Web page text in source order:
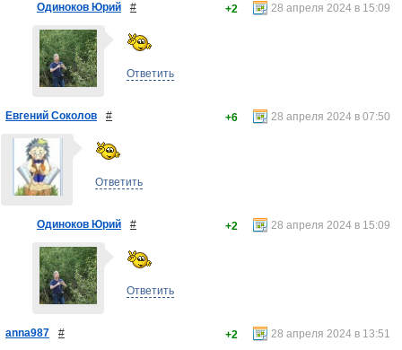
Одиноков Юрий # 28 апреля 2024 в 15:09
+2
Ответить
Евгений Соколов # 28 апреля 2024 в 07:50
+6
Ответить
Одиноков Юрий # 28 апреля 2024 в 15:09
+2
Ответить
anna987 # 28 апреля 2024 в 13:51
+2